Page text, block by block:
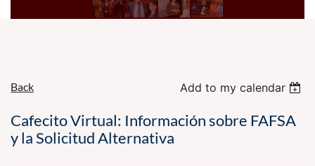
Back Add to my calendar
Cafecito Virtual: Información sobre FAFSA
y la Solicitud Alternativa